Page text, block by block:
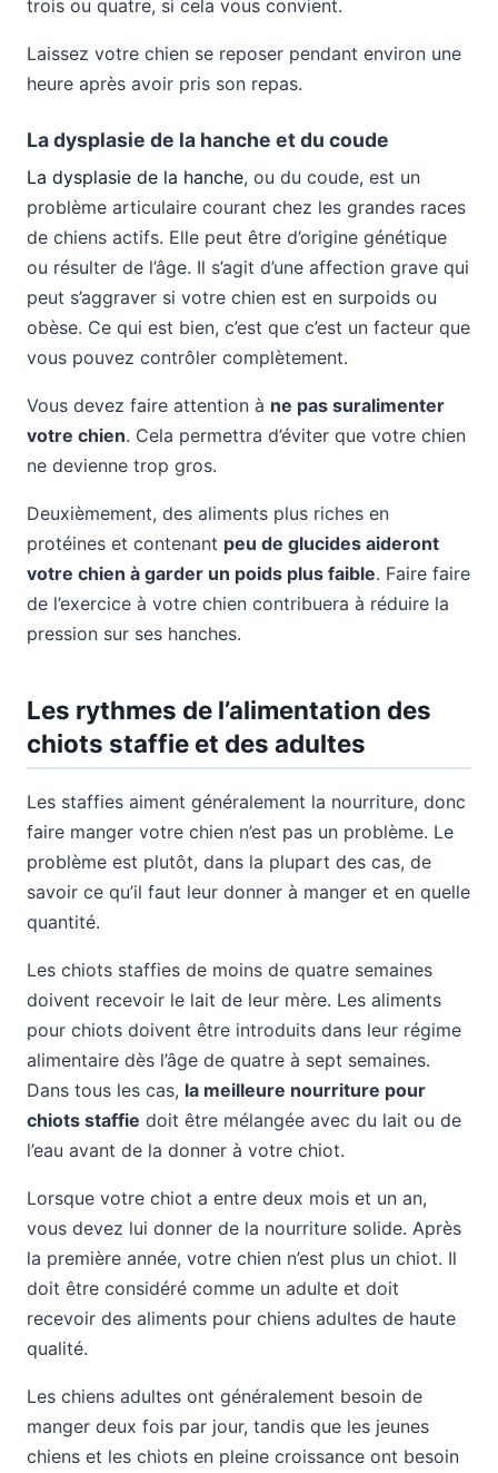
trois ou quatre, si cela vous convient.
Laissez votre chien se reposer pendant environ une
heure après avoir pris son repas.
La dysplasie de la hanche et du coude
La dysplasie de la hanche, ou du coude, est un
problème articulaire courant chez les grandes races
de chiens actifs. Elle peut être d’origine génétique
ou résulter de l’âge. Il s’agit d’une affection grave qui
peut s’aggraver si votre chien est en surpoids ou
obèse. Ce qui est bien, c’est que c’est un facteur que
vous pouvez contrôler complètement.
Vous devez faire attention à ne pas suralimenter
votre chien. Cela permettra d’éviter que votre chien
ne devienne trop gros.
Deuxièmement, des aliments plus riches en
protéines et contenant peu de glucides aideront
votre chien à garder un poids plus faible. Faire faire
de l’exercice à votre chien contribuera à réduire la
pression sur ses hanches.
Les rythmes de l’alimentation des
chiots staffie et des adultes
Les staffies aiment généralement la nourriture, donc
faire manger votre chien n’est pas un problème. Le
problème est plutôt, dans la plupart des cas, de
savoir ce qu’il faut leur donner à manger et en quelle
quantité.
Les chiots staffies de moins de quatre semaines
doivent recevoir le lait de leur mère. Les aliments
pour chiots doivent être introduits dans leur régime
alimentaire dès l’âge de quatre à sept semaines.
Dans tous les cas, la meilleure nourriture pour
chiots staffie doit être mélangée avec du lait ou de
l’eau avant de la donner à votre chiot.
Lorsque votre chiot a entre deux mois et un an,
vous devez lui donner de la nourriture solide. Après
la première année, votre chien n’est plus un chiot. Il
doit être considéré comme un adulte et doit
recevoir des aliments pour chiens adultes de haute
qualité.
Les chiens adultes ont généralement besoin de
manger deux fois par jour, tandis que les jeunes
chiens et les chiots en pleine croissance ont besoin